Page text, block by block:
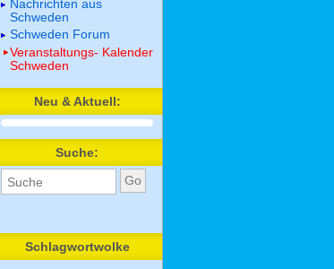
Nachrichten aus
Schweden
Schweden Forum
Veranstaltungs- Kalender
Schweden
Neu & Aktuell:
Suche:
Schlagwortwolke